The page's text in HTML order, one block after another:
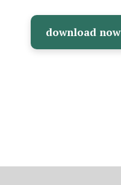
download now